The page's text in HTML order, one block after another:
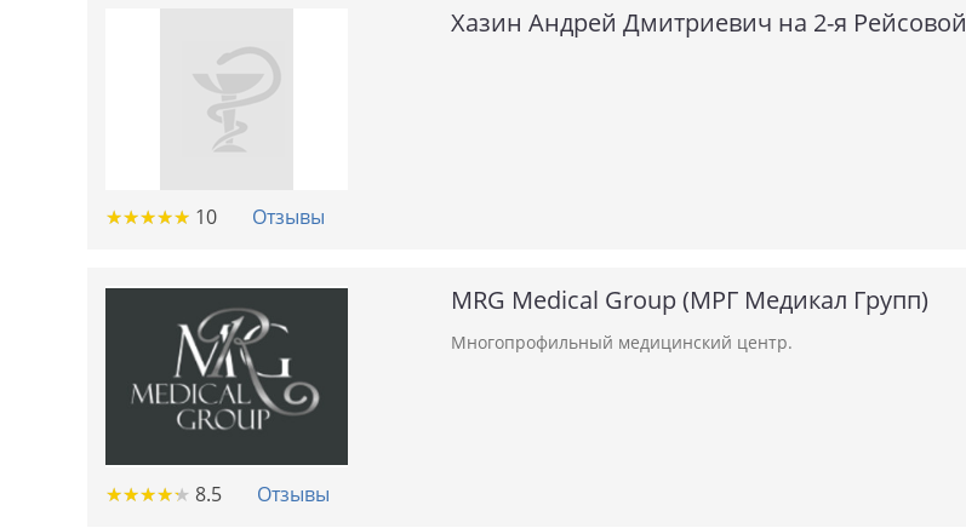
★★★★★
★★★★★ 10 Отзывы
Хазин Андрей Дмитриевич на 2-я Рейсовой
★★★★★
★★★★★ 8.5 Отзывы
MRG Medical Group (МРГ Медикал Групп)
Многопрофильный медицинский центр.